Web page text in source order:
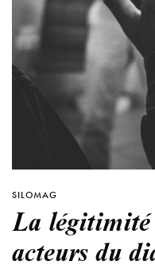
SILOMAG
La légitimité
acteurs du